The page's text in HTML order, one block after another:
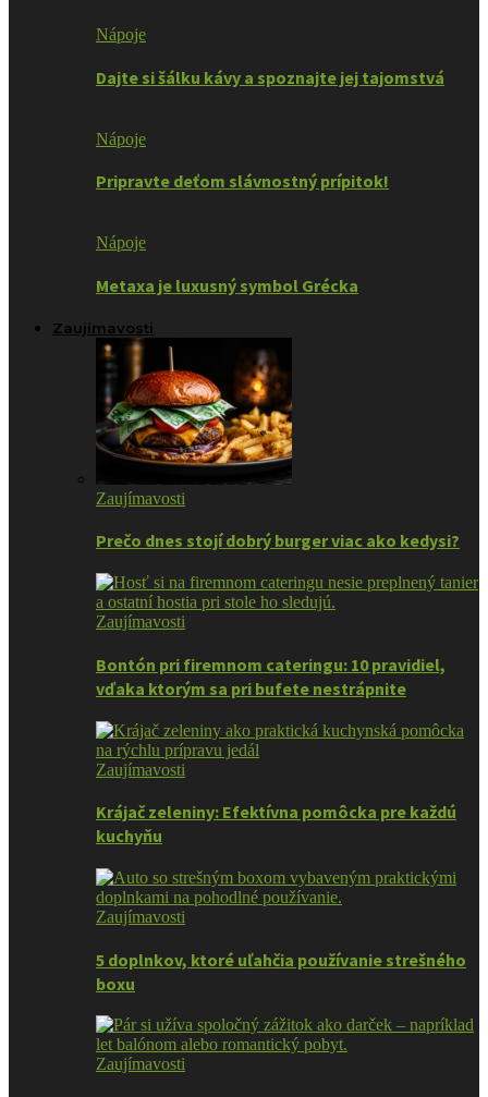
Nápoje
Dajte si šálku kávy a spoznajte jej tajomstvá
Nápoje
Pripravte deťom slávnostný prípitok!
Nápoje
Metaxa je luxusný symbol Grécka
Zaujímavosti
Zaujímavosti
Prečo dnes stojí dobrý burger viac ako kedysi?
Zaujímavosti
Bontón pri firemnom cateringu: 10 pravidiel,
vďaka ktorým sa pri bufete nestrápnite
Zaujímavosti
Krájač zeleniny: Efektívna pomôcka pre každú
kuchyňu
Zaujímavosti
5 doplnkov, ktoré uľahčia používanie strešného
boxu
Zaujímavosti